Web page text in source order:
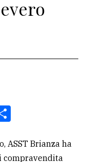
ASST Brianza ha